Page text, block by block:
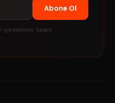
Abone Ol
Spam